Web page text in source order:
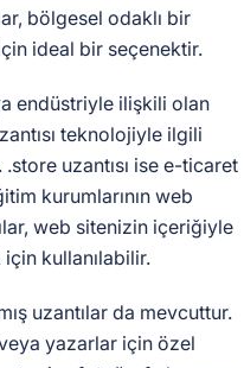
bölgesel odaklı bir
ideal bir seçenektir.
endüstriyle ilişkili olan
teknolojiyle ilgili
uzantısı ise e-ticaret
kurumlarının web
web sitenizin içeriğiyle
kullanılabilir.
uzantılar da mevcuttur.
yazarlar için özel